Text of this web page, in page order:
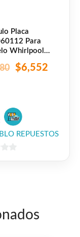
Placa
Para
Whirlpool
$6,552
REPUESTOS